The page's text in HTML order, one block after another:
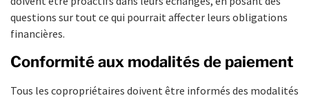
questions sur tout ce qui pourrait affecter leurs obligations
financières.
Conformité aux modalités de paiement
Tous les copropriétaires doivent être informés des modalités